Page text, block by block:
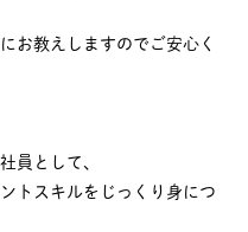
お教えしますのでご安心く
員として、
トスキルをじっくり身につ